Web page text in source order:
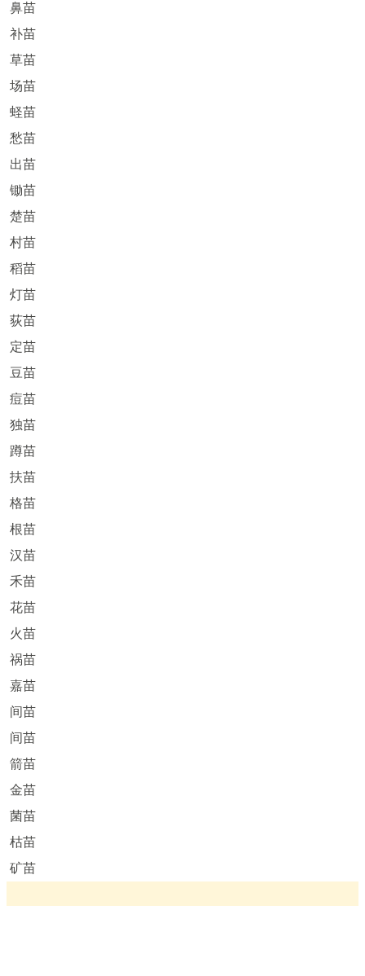
鼻苗
补苗
草苗
场苗
蛏苗
愁苗
出苗
锄苗
楚苗
村苗
稻苗
灯苗
荻苗
定苗
豆苗
痘苗
独苗
蹲苗
扶苗
格苗
根苗
汉苗
禾苗
花苗
火苗
祸苗
嘉苗
间苗
间苗
箭苗
金苗
菌苗
枯苗
矿苗